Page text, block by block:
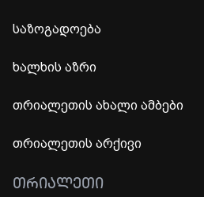
საზოგადოება
ხალხის აზრი
თრიალეთის ახალი ამბები
თრიალეთის არქივი
ᲗᲠᲘᲐᲚᲔᲗᲘ